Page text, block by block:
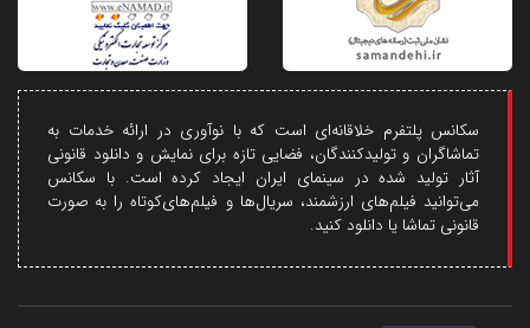
سکانس پلتفرم خلاقانه‌ای است که با نوآوری در ارائه خدمات به
تماشاگران و تولیدکنندگان، فضایی تازه برای نمایش و دانلود قانونی
آثار تولید شده در سینمای ایران ایجاد کرده است. با سکانس
می‌توانید فیلم‌های ارزشمند، سریال‌ها و فیلم‌های‌کوتاه را به صورت
قانونی تماشا یا دانلود کنید.